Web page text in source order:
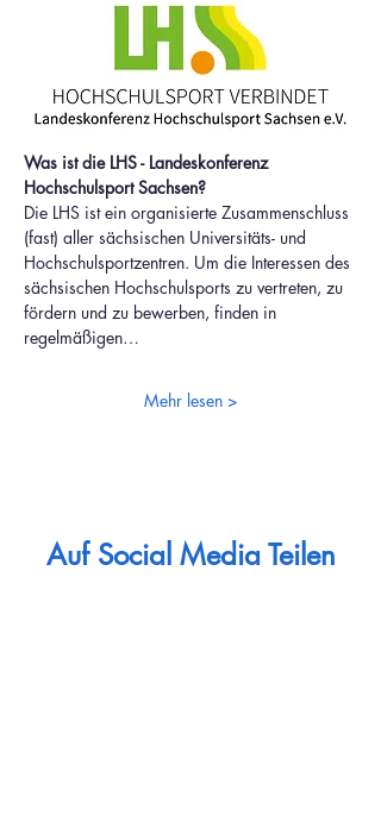
Was ist die LHS - Landeskonferenz
Hochschulsport Sachsen?
Die LHS ist ein organisierte Zusammenschluss
(fast) aller sächsischen Universitäts- und
Hochschulsportzentren. Um die Interessen des
sächsischen Hochschulsports zu vertreten, zu
fördern und zu bewerben, finden in
regelmäßigen…
Mehr lesen >
Auf Social Media Teilen